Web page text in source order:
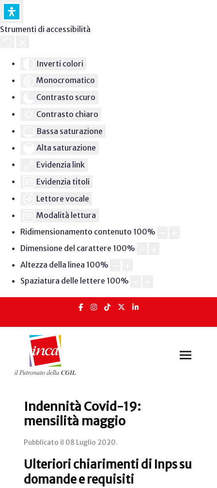
Strumenti di accessibilità
Inverti colori
Monocromatico
Contrasto scuro
Contrasto chiaro
Bassa saturazione
Alta saturazione
Evidenzia link
Evidenzia titoli
Lettore vocale
Modalità lettura
Ridimensionamento contenuto 100%
Dimensione del carattere 100%
Altezza della linea 100%
Spaziatura delle lettere 100%
Indennità Covid-19:
mensilità maggio
Pubblicato il 08 Luglio 2020.
Ulteriori chiarimenti di Inps su
domande e requisiti